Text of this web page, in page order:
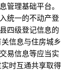
管理基础平台。
统一的不动产登
四级登记信息的
息与住房城乡
易信息等应当实
时互通共享取得